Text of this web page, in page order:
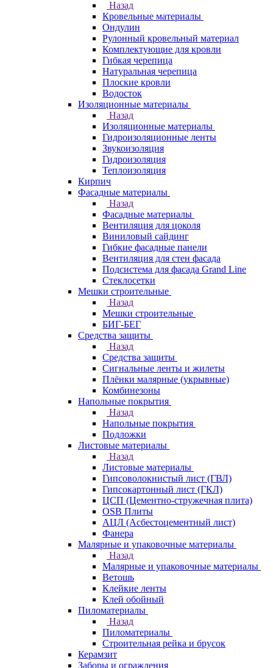
Назад
Кровельные материалы
Ондулин
Рулонный кровельный материал
Комплектующие для кровли
Гибкая черепица
Натуральная черепица
Плоские кровли
Водосток
Изоляционные материалы
Назад
Изоляционные материалы
Гидроизоляционные ленты
Звукоизоляция
Гидроизоляция
Теплоизоляция
Кирпич
Фасадные материалы
Назад
Фасадные материалы
Вентиляция для цоколя
Виниловый сайдинг
Гибкие фасадные панели
Вентиляция для стен фасада
Подсистема для фасада Grand Line
Стеклосетки
Мешки строительные
Назад
Мешки строительные
БИГ-БЕГ
Средства защиты
Назад
Средства защиты
Сигнальные ленты и жилеты
Плёнки малярные (укрывные)
Комбинезоны
Напольные покрытия
Назад
Напольные покрытия
Подложки
Листовые материалы
Назад
Листовые материалы
Гипсоволокнистый лист (ГВЛ)
Гипсокартонный лист (ГКЛ)
ЦСП (Цементно-стружечная плита)
OSB Плиты
АЦЛ (Асбестоцементный лист)
Фанера
Малярные и упаковочные материалы
Назад
Малярные и упаковочные материалы
Ветошь
Клейкие ленты
Клей обойный
Пиломатериалы
Назад
Пиломатериалы
Строительная рейка и брусок
Керамзит
Заборы и ограждения